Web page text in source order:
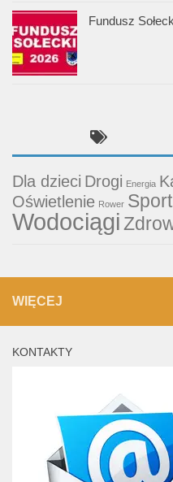
Fundusz
Dla dzieci Drogi Energia
Oświetlenie Rower Sport
Wodociągi
WIĘCEJ
KONTAKTY